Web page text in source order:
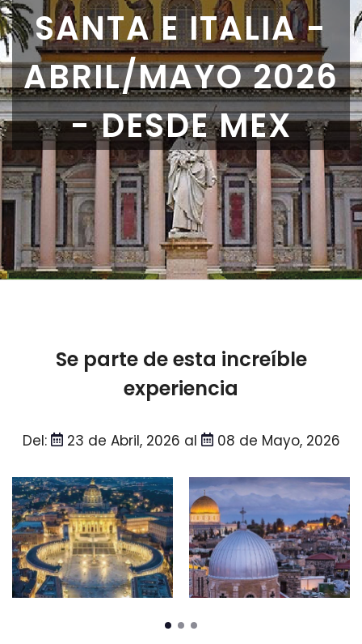
SANTA E ITALIA -
ABRIL/MAYO 2026
- DESDE MEX
Se parte de esta increíble
experiencia
Del: 23 de Abril, 2026 al 08 de Mayo, 2026